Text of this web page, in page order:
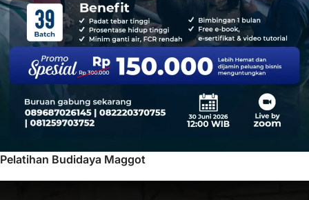
Pelatihan Budidaya Maggot